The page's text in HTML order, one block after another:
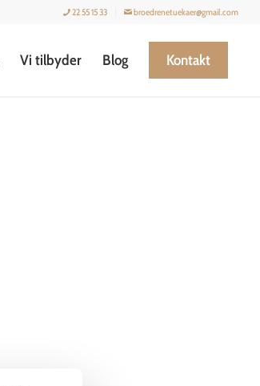
22 55 15 33 broedrenetuekaer@gmail.com
Vi tilbyder Blog Kontakt